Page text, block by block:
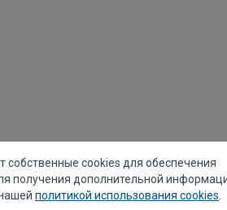
собственные cookies для обеспечения
получения дополнительной
политикой использования cookies